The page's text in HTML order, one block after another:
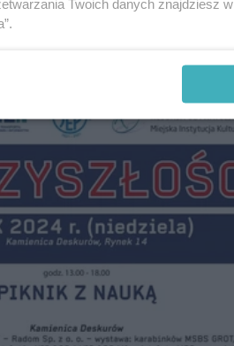
Twoich danych znajdziesz w